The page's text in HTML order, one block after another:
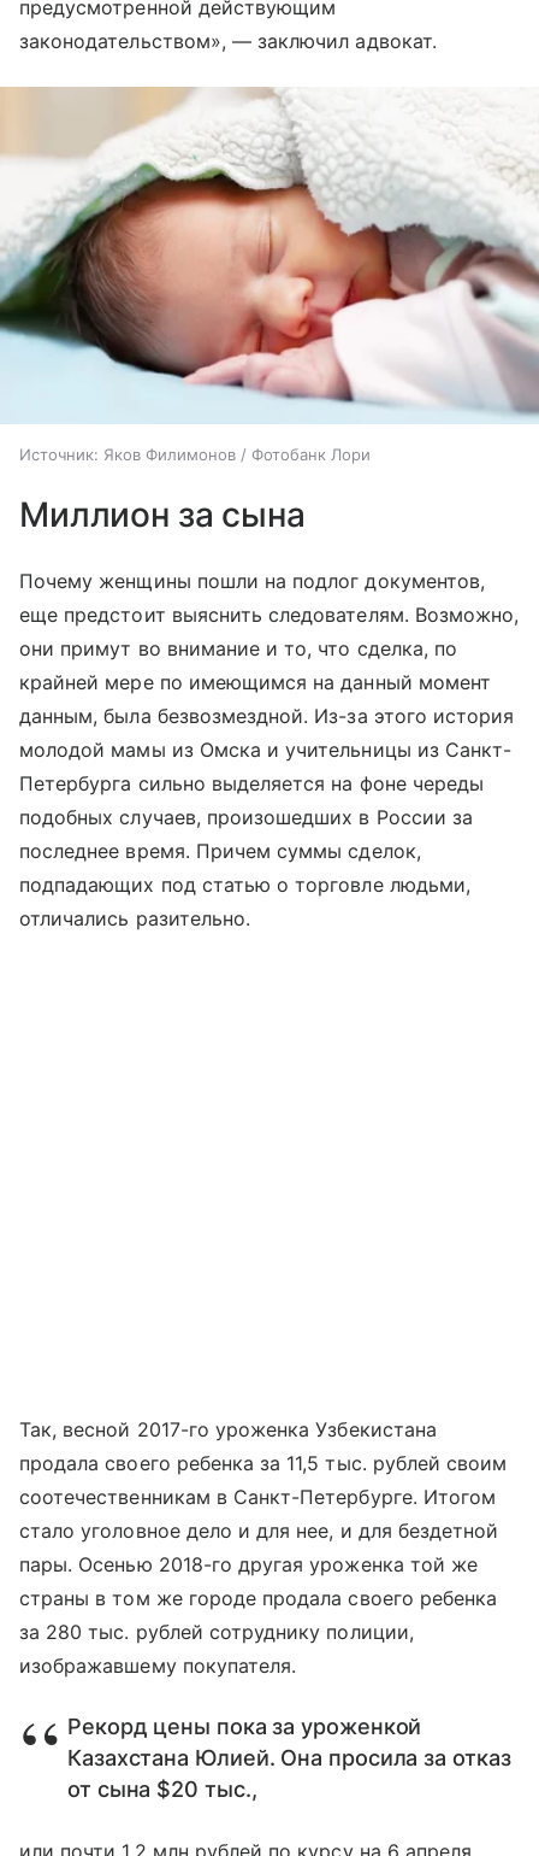
предусмотренной действующим
законодательством», — заключил адвокат.
Источник: Яков Филимонов / Фотобанк Лори
Миллион за сына
Почему женщины пошли на подлог документов,
еще предстоит выяснить следователям. Возможно,
они примут во внимание и то, что сделка, по
крайней мере по имеющимся на данный момент
данным, была безвозмездной. Из-за этого история
молодой мамы из Омска и учительницы из Санкт-
Петербурга сильно выделяется на фоне череды
подобных случаев, произошедших в России за
последнее время. Причем суммы сделок,
подпадающих под статью о торговле людьми,
отличались разительно.
Так, весной 2017-го уроженка Узбекистана
продала своего ребенка за 11,5 тыс. рублей своим
соотечественникам в Санкт-Петербурге. Итогом
стало уголовное дело и для нее, и для бездетной
пары. Осенью 2018-го другая уроженка той же
страны в том же городе продала своего ребенка
за 280 тыс. рублей сотруднику полиции,
изображавшему покупателя.
Рекорд цены пока за уроженкой
Казахстана Юлией. Она просила за отказ
от сына $20 тыс.,
или почти 1,2 млн рублей по курсу на 6 апреля,